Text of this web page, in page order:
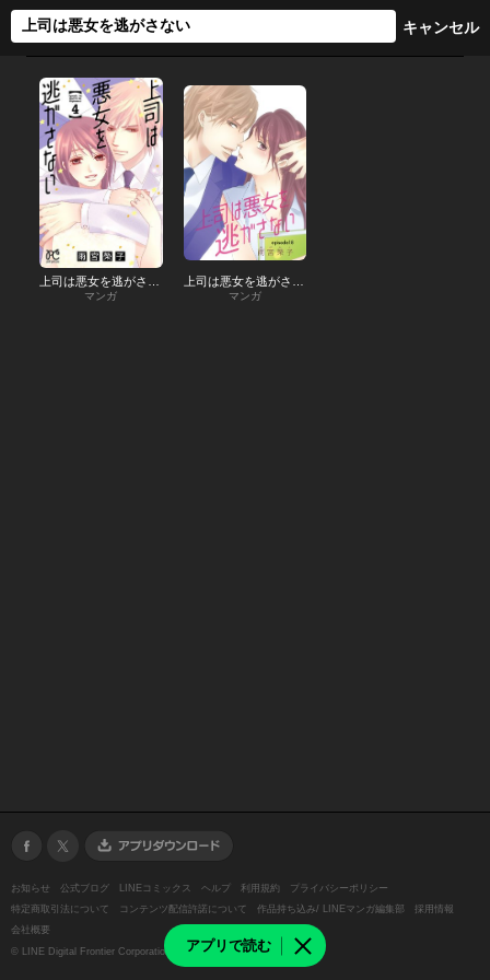
アプリで読む
マンガ マンガ
お知らせ 公式ブログ LINEコミックス ヘルプ 利用規約
プライバシーポリシー
特定商取引法について
コンテンツ配信許諾について 作品持ち込み/ LINEマンガ編集部
採用情報
会社概要
© LINE Digital Frontier Corporation